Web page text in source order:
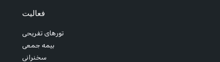
فعالیت
تورهای تفریحی
بیمه جمعی
سخنرانی